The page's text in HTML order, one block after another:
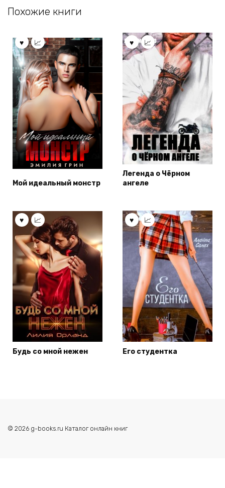
Похожие книги
Мой идеальный монстр
Легенда о Чёрном
ангеле
Будь со мной нежен Его студентка
© 2026 g-books.ru Каталог онлайн книг